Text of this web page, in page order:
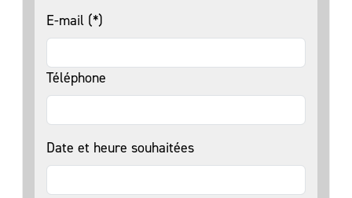
E-mail (*)
Téléphone
Date et heure souhaitées